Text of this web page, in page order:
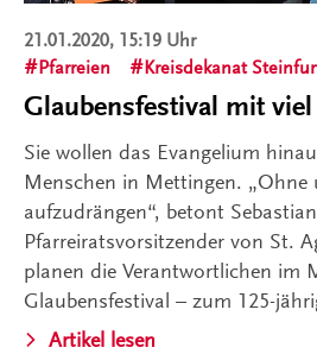
21.01.2020, 15:19 Uhr
Pfarreien
Kreisdekanat
Glaubensfestival mit
Sie wollen das Evangelium
Menschen in Mettingen. „Ohne
aufzudrängen“, betont
Pfarreiratsvorsitzender von St.
planen die Verantwortlichen im
Glaubensfestival – zum 125-
Artikel lesen